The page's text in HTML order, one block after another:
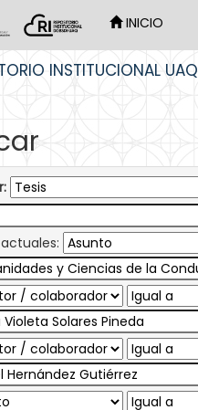
INICIO
INSTITUCIONAL UAQ